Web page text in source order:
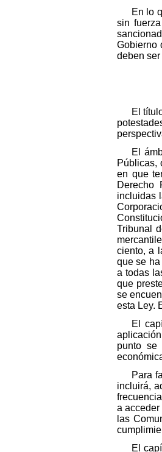
En lo
sin
Gobierno
deben
El
El
Públicas,
en que
Derecho
incluidas
Tribunal
ciento, a
que se
a todas
que
se
esta Ley.
El
punto se
Para
incluirá,
a
las
El